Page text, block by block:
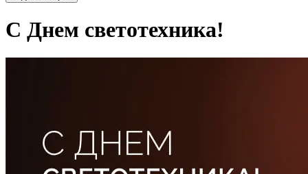
С Днем светотехника!